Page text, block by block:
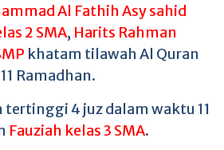
Al Fathih Asy sahid
2 SMA, Harits Rahman
khatam tilawah Al Quran
Ramadhan.
tertinggi 4 juz dalam waktu 11
Fauziah kelas 3 SMA.